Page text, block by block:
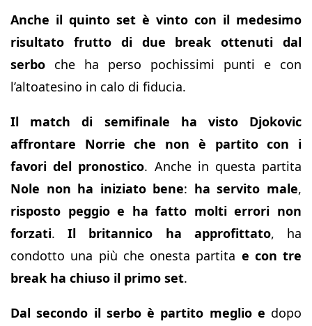
Anche il quinto set è vinto con il medesimo
risultato frutto di due break ottenuti dal
serbo che ha perso pochissimi punti e con
l’altoatesino in calo di fiducia.
Il match di semifinale ha visto Djokovic
affrontare Norrie che non è partito con i
favori del pronostico. Anche in questa partita
Nole non ha iniziato bene: ha servito male,
risposto peggio e ha fatto molti errori non
forzati.Il britannico ha approfittato, ha
condotto una più che onesta partita e con tre
break ha chiuso il primo set.
Dal secondo il serbo è partito meglio e dopo